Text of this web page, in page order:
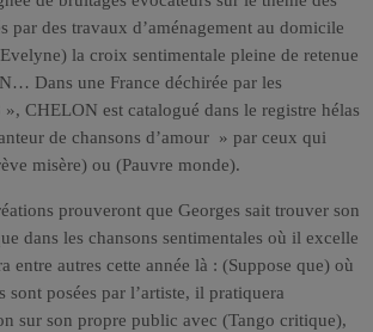
par des travaux d’aménagement au domicile
la croix sentimentale pleine de retenue
Dans une France déchirée par les
», CHELON est catalogué dans le registre hélas
de chansons d’amour » par ceux qui
misère) ou (Pauvre monde).
prouveront que Georges sait trouver son
dans les chansons sentimentales où il excelle
entre autres cette année là : (Suppose que) où
sont posées par l’artiste, il pratiquera
sur son propre public avec (Tango critique),